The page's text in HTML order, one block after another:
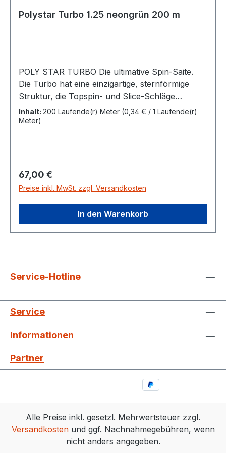
Polystar Turbo 1.25 neongrün 200 m
POLY STAR TURBO Die ultimative Spin-Saite.
Die Turbo hat eine einzigartige, sternförmige
Struktur, die Topspin- und Slice-Schläge
optimiert und gleichzeitig eine herausragende
Power bietet. Diese spezielle monofile Saite
200m Stärke 1,25 mmFarbe neongrün
Inhalt: 200 Laufende(r) Meter (0,34 € / 1 Laufende(r)
Meter)
Regulärer Preis:
67,00 €
Preise inkl. MwSt. zzgl. Versandkosten
In den Warenkorb
Service-Hotline
Service
Informationen
Partner
Alle Preise inkl. gesetzl. Mehrwertsteuer zzgl.
Versandkostenund ggf. Nachnahmegebühren, wenn
nicht anders angegeben.